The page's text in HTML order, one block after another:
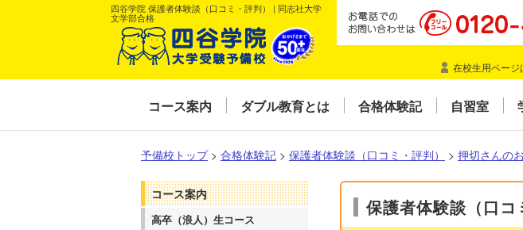
四谷学院 保護者体験談（口コミ・評判） | 同志社大学
文学部合格
在校生用ページ
コース案内 ダブル教育とは 合格体験記 自習室
予備校トップ > 合格体験記 > 保護者体験談（口コミ・評判） > 押切さんの
コース案内
高卒（浪人）生コース
保護者体験談（口コ